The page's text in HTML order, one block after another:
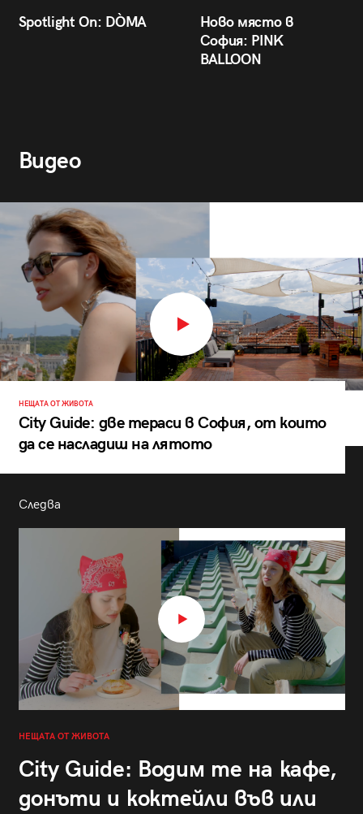
Spotlight On: DÒMA
Ново място в
София: PINK
BALLOON
Видео
НЕЩАТА ОТ ЖИВОТА
City Guide: две тераси в София, от които
да се насладиш на лятото
Следва
НЕЩАТА ОТ ЖИВОТА
City Guide: Водим те на кафе,
донъти и коктейли във или